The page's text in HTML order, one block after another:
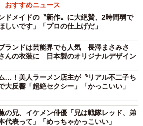
おすすめニュース
ドメイドの〝新作〟に大絶賛、2時間弱で
しいです」「プロの仕上げだ」
ランドは芸能界でも人気 長澤まさみさ
んの衣装に 日本製のオリジナルデザイン
…！美人ラーメン店主が〝リアル不二子ち
大反響「超絶セクシー」「かっこいい」
の兄、イケメン俳優「兄は戦隊レッド、弟
代表って」「めっちゃかっこいい」